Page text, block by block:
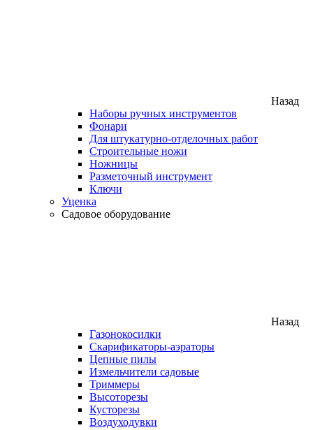
Назад
Наборы ручных инструментов
Фонари
Для штукатурно-отделочных работ
Строительные ножи
Ножницы
Разметочный инструмент
Ключи
Уценка
Садовое оборудование
Назад
Газонокосилки
Скарификаторы-аэраторы
Цепные пилы
Измельчители садовые
Триммеры
Высоторезы
Кусторезы
Воздуходувки